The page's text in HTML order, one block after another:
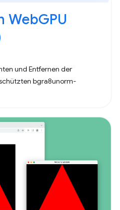
WebGPU
und Entfernen der
bgra8unorm-